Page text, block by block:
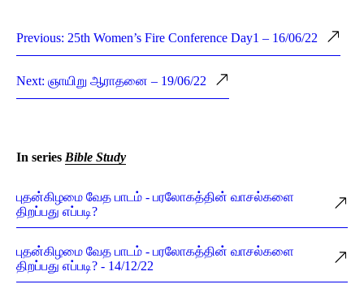
Previous: 25th Women’s Fire Conference Day1 – 16/06/22
Next: ஞாயிறு ஆராதனை – 19/06/22
In series Bible Study
புதன்கிழமை வேத பாடம் - பரலோகத்தின் வாசல்களை
திறப்பது எப்படி?
புதன்கிழமை வேத பாடம் - பரலோகத்தின் வாசல்களை
திறப்பது எப்படி? - 14/12/22